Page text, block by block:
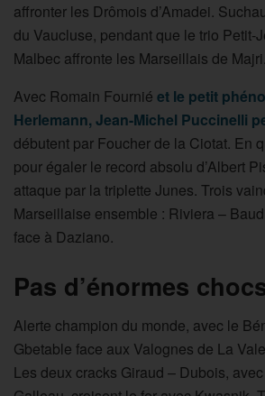
affronter les Drômois d’Amadei.
du Vaucluse, pendant que le trio Petit-
Malbec affronte les Marseillais de Majri.
Avec Romain Fournié et le petit
Herlemann, Jean-Michel Puccinelli
débutent par Foucher de la Ciotat. En
pour égaler le record absolu d’Albert
attaque par la triplette Junes. Trois
Marseillaise ensemble : Riviera –
face à Daziano.
Pas d’énormes
Alerte champion du monde, avec le
Gbetable face aux Valognes de La
Les deux cracks Giraud – Dubois,